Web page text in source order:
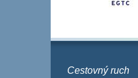
Cestovný ruch